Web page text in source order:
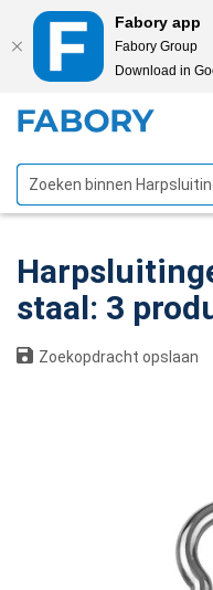
Fabory app
Fabory Group
Download in
staal: 3
Zoekopdracht opslaan